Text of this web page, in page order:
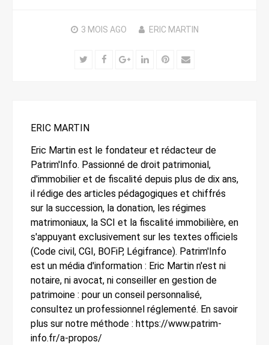
3 MOIS AGO ERIC MARTIN
TwitterFacebookGoogle+
LinkedInPinterest
Email
ERIC MARTIN
Eric Martin est le fondateur et rédacteur de
Patrim'Info. Passionné de droit patrimonial,
d'immobilier et de fiscalité depuis plus de dix ans,
il rédige des articles pédagogiques et chiffrés
sur la succession, la donation, les régimes
matrimoniaux, la SCI et la fiscalité immobilière, en
s'appuyant exclusivement sur les textes officiels
(Code civil, CGI, BOFiP, Légifrance). Patrim'Info
est un média d'information : Eric Martin n'est ni
notaire, ni avocat, ni conseiller en gestion de
patrimoine : pour un conseil personnalisé,
consultez un professionnel réglementé. En savoir
plus sur notre méthode : https://www.patrim-
info.fr/a-propos/